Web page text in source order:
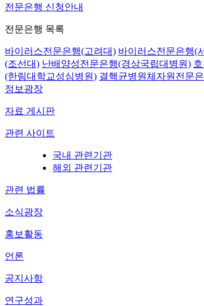
전문은행 신청안내
전문은행 목록
바이러스전문은행(고려대) 바이러스전문은행(
(조선대) 난배양성전문은행(경상국립대병원)
(한림대학교성심병원) 결핵균병원체자원전문
정보광장
자료 게시판
관련 사이트
국내 관련기관
해외 관련기관
관련 법률
소식광장
홍보활동
언론
공지사항
연구성과